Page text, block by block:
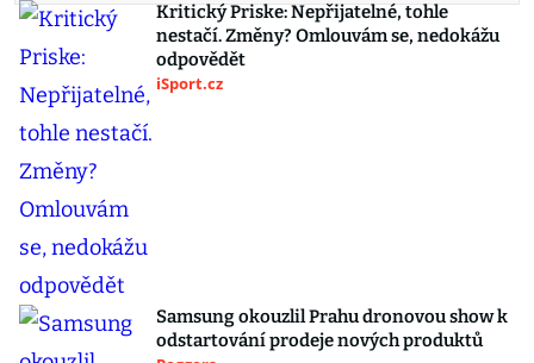
Kritický Priske: Nepřijatelné, tohle
nestačí. Změny? Omlouvám se, nedokážu
odpovědět
iSport.cz
Samsung okouzlil Prahu dronovou show k
odstartování prodeje nových produktů